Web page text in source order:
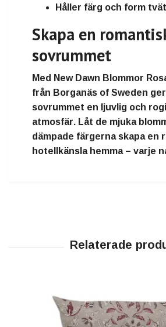
Håller färg och form
Skapa en
sovrummet
Med New Dawn Blommor
från Borganäs of Sweden
sovrummet en ljuvlig och
atmosfär. Låt de mjuka
dämpade färgerna skapa en
hotellkänsla hemma – varje